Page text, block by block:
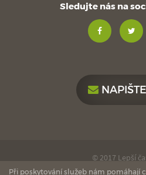
Sledujte nás na
© 2017 Lepší
Při poskytování služeb nám pomáhají